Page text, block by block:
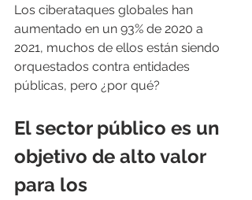
Los ciberataques globales han
aumentado en un 93% de 2020 a
2021, muchos de ellos están siendo
orquestados contra entidades
públicas, pero ¿por qué?
El sector público es un
objetivo de alto valor
para los